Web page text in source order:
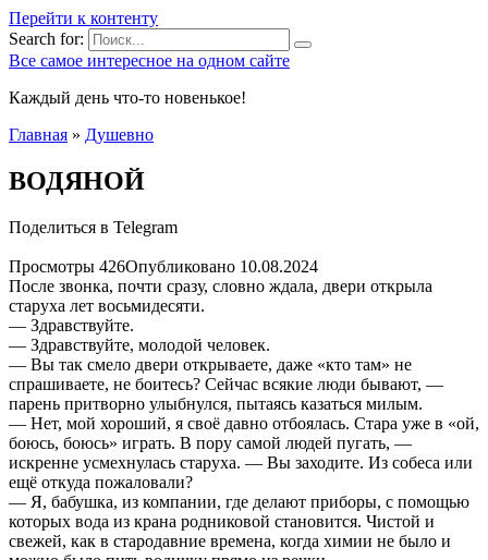
Перейти к контенту
Search for:
Все самое интересное на одном сайте
Каждый день что-то новенькое!
Главная » Душевно
ВОДЯНОЙ
Поделиться в Telegram
Просмотры 426Опубликовано 10.08.2024
После звонка, почти сразу, словно ждала, двери открыла
старуха лет восьмидесяти.
— Здравствуйте.
— Здравствуйте, молодой человек.
— Вы так смело двери открываете, даже «кто там» не
спрашиваете, не боитесь? Сейчас всякие люди бывают, —
парень притворно улыбнулся, пытаясь казаться милым.
— Нет, мой хороший, я своё давно отбоялась. Стара уже в «ой,
боюсь, боюсь» играть. В пору самой людей пугать, —
искренне усмехнулась старуха. — Вы заходите. Из собеса или
ещё откуда пожаловали?
— Я, бабушка, из компании, где делают приборы, с помощью
которых вода из крана родниковой становится. Чистой и
свежей, как в стародавние времена, когда химии не было и